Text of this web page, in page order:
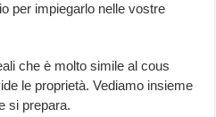
per impiegarlo nelle vostre
che è molto simile al cous
le proprietà. Vediamo insieme
si prepara.